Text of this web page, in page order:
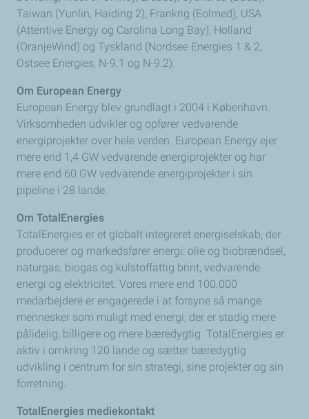
Taiwan (Yunlin, Haiding 2), Frankrig (Eolmed), USA
(Attentive Energy og Carolina Long Bay), Holland
(OranjeWind) og Tyskland (Nordsee Energies 1 & 2,
Ostsee Energies, N-9.1 og N-9.2).
Om European Energy
European Energy blev grundlagt i 2004 i København.
Virksomheden udvikler og opfører vedvarende
energiprojekter over hele verden. European Energy ejer
mere end 1,4 GW vedvarende energiprojekter og har
mere end 60 GW vedvarende energiprojekter i sin
pipeline i 28 lande.
Om TotalEnergies
TotalEnergies er et globalt integreret energiselskab, der
producerer og markedsfører energi: olie og biobrændsel,
naturgas, biogas og kulstoffattig brint, vedvarende
energi og elektricitet. Vores mere end 100.000
medarbejdere er engagerede i at forsyne så mange
mennesker som muligt med energi, der er stadig mere
pålidelig, billigere og mere bæredygtig. TotalEnergies er
aktiv i omkring 120 lande og sætter bæredygtig
udvikling i centrum for sin strategi, sine projekter og sin
forretning.
TotalEnergies mediekontakt